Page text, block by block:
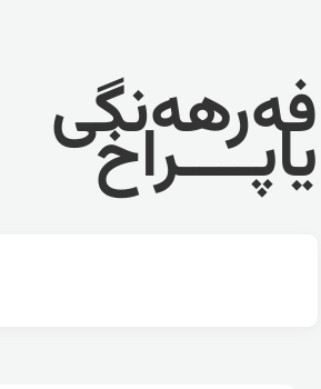
فەرهەنگی
یاپــــراخ